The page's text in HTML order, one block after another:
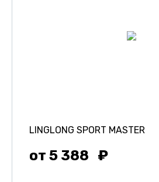
LINGLONG SPORT MASTER
от 5 388